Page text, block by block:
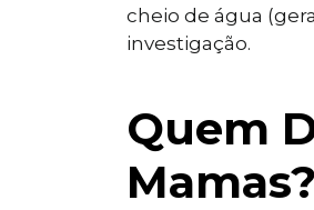
cheio de água
investigação.
Quem
Mamas?